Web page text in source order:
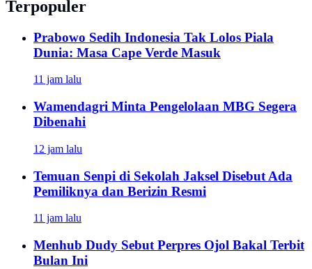
Terpopuler
Prabowo Sedih Indonesia Tak Lolos Piala
Dunia: Masa Cape Verde Masuk
11 jam lalu
Wamendagri Minta Pengelolaan MBG Segera
Dibenahi
12 jam lalu
Temuan Senpi di Sekolah Jaksel Disebut Ada
Pemiliknya dan Berizin Resmi
11 jam lalu
Menhub Dudy Sebut Perpres Ojol Bakal Terbit
Bulan Ini